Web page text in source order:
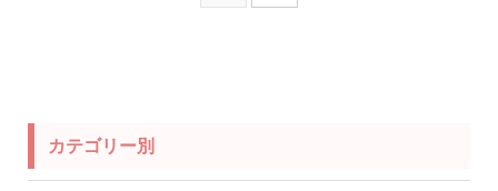
カテゴリー別